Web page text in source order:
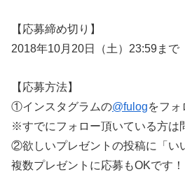
【応募締め切り】
2018年10月20日（土）23:59まで
【応募方法】
①インスタグラムの@fulogをフォ
※すでにフォロー頂いている方は
②欲しいプレゼントの投稿に「い
複数プレゼントに応募もOKです！